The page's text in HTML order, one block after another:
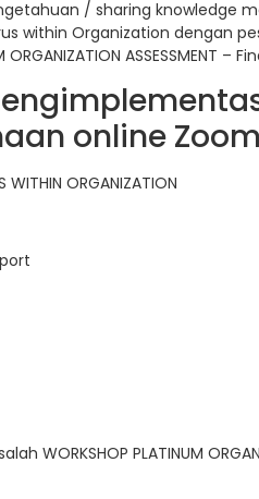
/ sharing knowledge
Virus within Organization dengan
ASSESSMENT –
online
WITHIN ORGANIZATION
PLATINUM